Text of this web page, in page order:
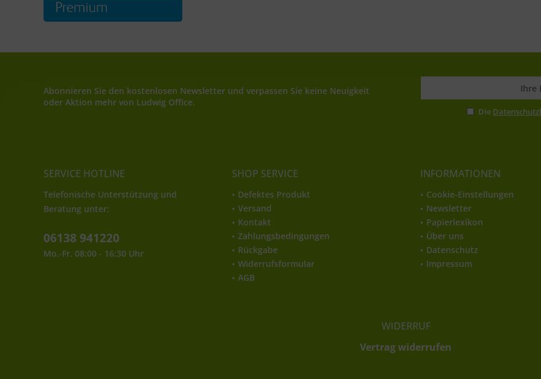
Abonnieren Sie den kostenlosen Newsletter und verpassen Sie keine Neuigkeit
oder Aktion mehr von Ludwig Office.
Die
SERVICE HOTLINE
Telefonische Unterstützung und
Beratung unter:
06138 941220
Mo.-Fr. 08:00 - 16:30 Uhr
SHOP SERVICE
Defektes Produkt
Versand
Kontakt
Zahlungsbedingungen
Rückgabe
Widerrufsformular
AGB
INFORMATIONEN
Cookie-Einstellungen
Newsletter
Papierlexikon
Über uns
Datenschutz
Impressum
WIDERRUF
Vertrag widerrufen